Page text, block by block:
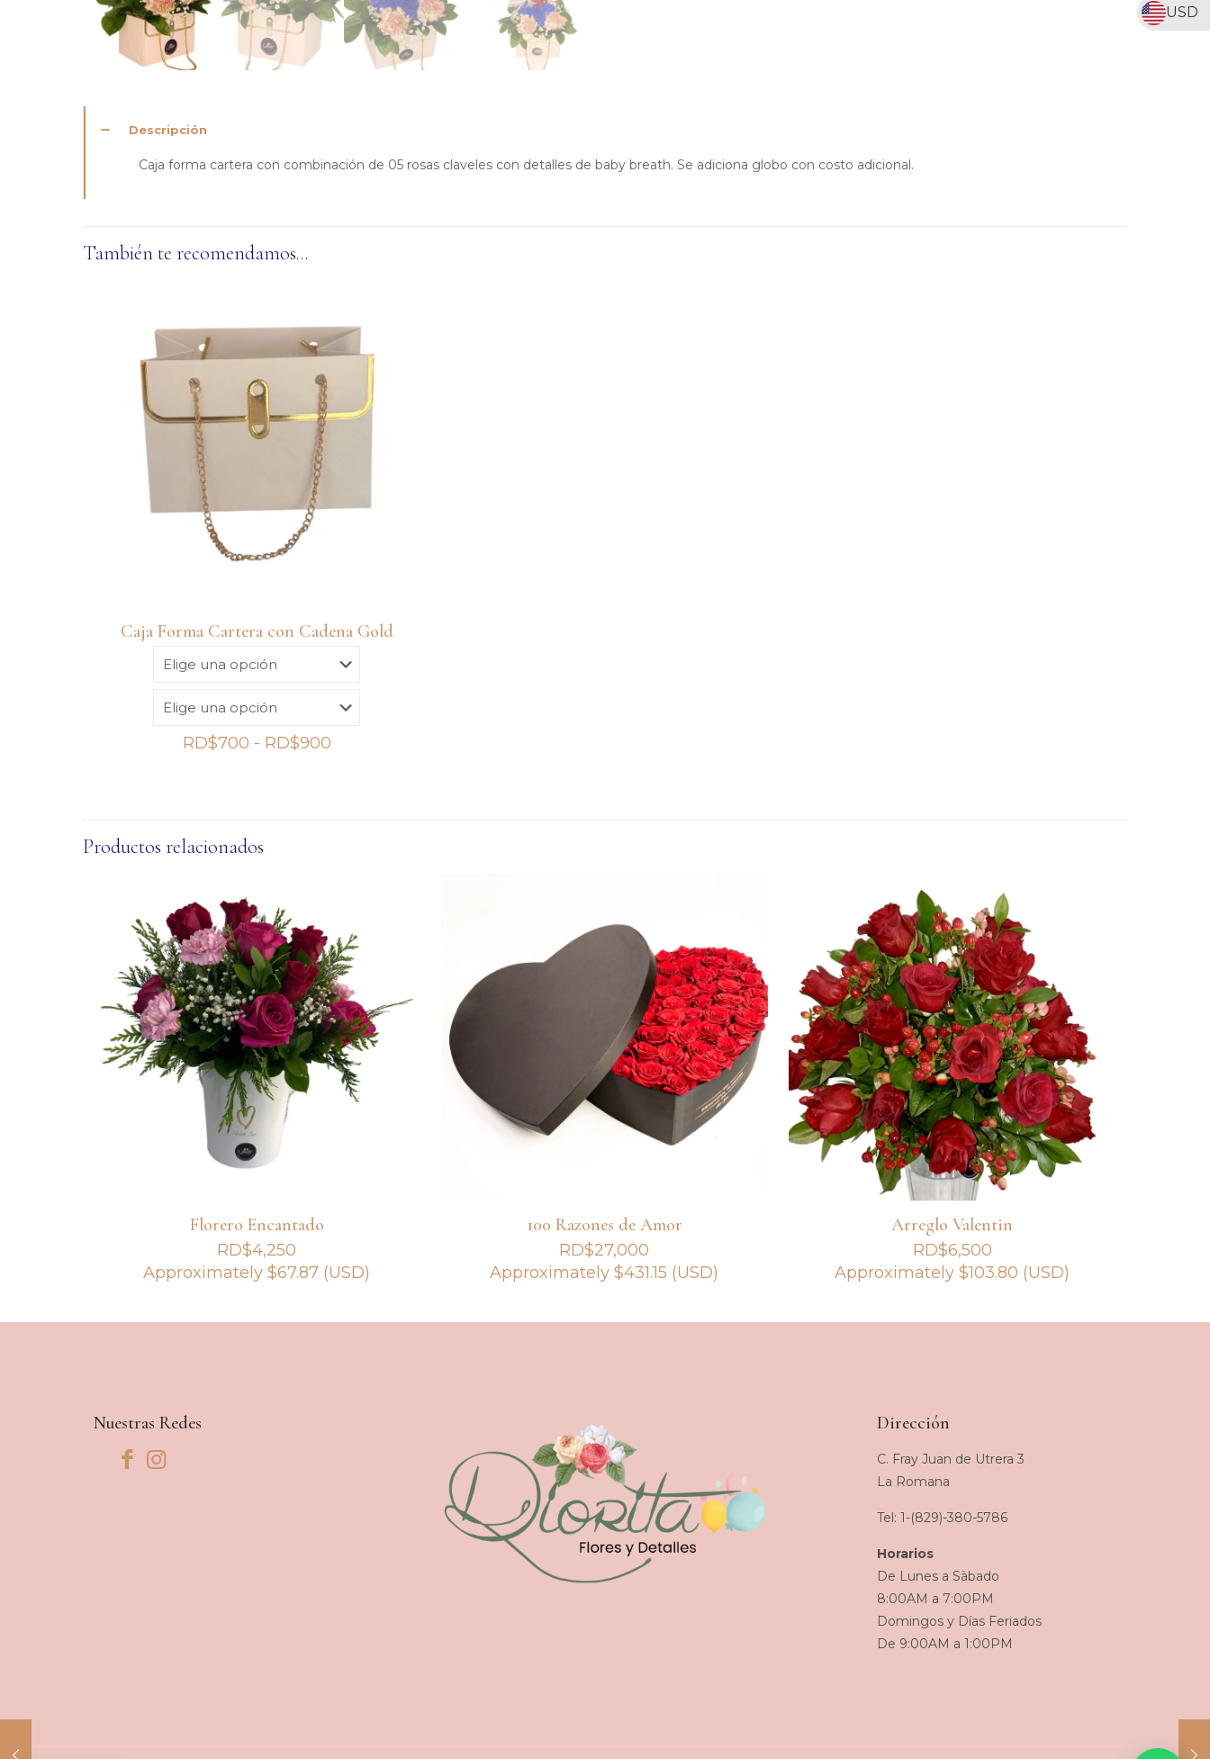
USD
Descripción
Caja forma cartera con combinación de 05 rosas claveles con detalles de baby breath. Se adiciona globo con costo adicional.
También te recomendamos…
Caja Forma Cartera con Cadena Gold
RD$700 - RD$900Rango
Productos relacionados
Florero Encantado
RD$4,250
Approximately$67.87 (USD)
100 Razones de Amor
RD$27,000
Approximately$431.15 (USD)
Arreglo Valentin
RD$6,500
Approximately$103.80 (USD)
Nuestras Redes Dirección
C. Fray Juan de Utrera 3
La Romana
Tel: 1-(829)-380-5786
Horarios
De Lunes a Sàbado
8:00AM a 7:00PM
Domingos y Días Feriados
De 9:00AM a 1:00PM